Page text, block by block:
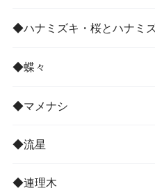
◆ハナミズキ・桜とハナミ
◆蝶々
◆マメナシ
◆流星
◆連理木